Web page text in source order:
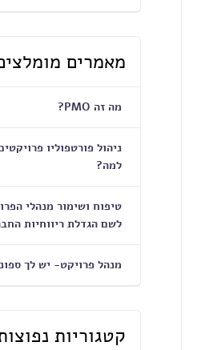
מאמרים
מה זה PMO?
ניהול פורטפוליו
למה?
טיפוח ושימור מנהלי
לשם הגדלת ריווחיות
מנהל פרויקט- יש לך
קטגוריות